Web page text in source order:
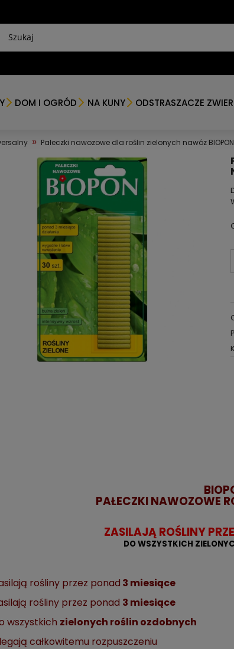
DOM I OGRÓD NA KUNY ODSTRASZACZE
» Pałeczki nawozowe dla roślin zielonych nawóz
PAŁECZKI NAWOZOWE
ZASILAJĄ ROŚLINY
DO WSZYSTKICH
rośliny przez ponad 3 miesiące
rośliny przez ponad 3 miesiące
wszystkich zielonych roślin ozdobnych
całkowitemu rozpuszczeniu